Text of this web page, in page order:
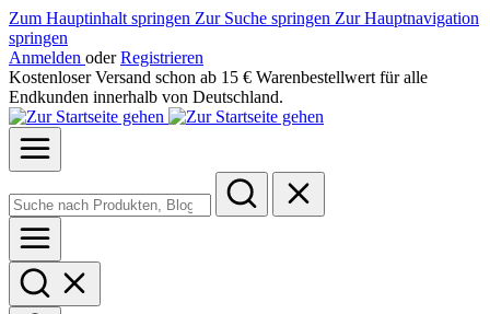
Zum Hauptinhalt springen Zur Suche springen Zur Hauptnavigation
springen
Anmelden oder Registrieren
Kostenloser Versand schon ab 15 € Warenbestellwert für alle
Endkunden innerhalb von Deutschland.